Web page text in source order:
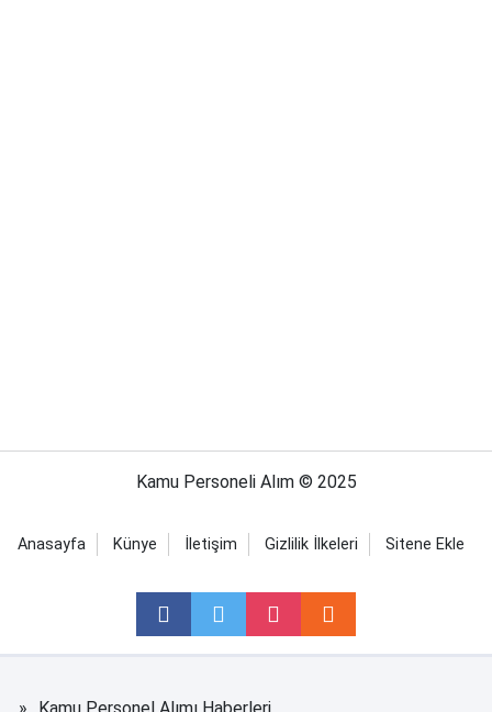
Kamu Personeli Alım © 2025
Anasayfa Künye İletişim Gizlilik İlkeleri Sitene Ekle